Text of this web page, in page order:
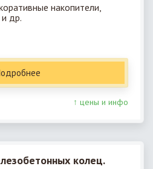
накопители,
др.
↑ цены и инфо
колец.